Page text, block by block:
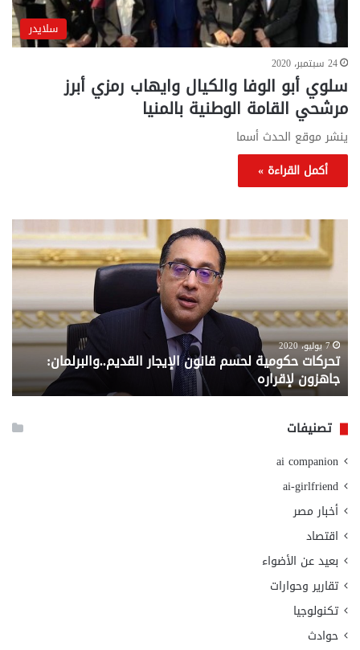
سلايدر
24 سبتمبر، 2020
سلوي أبو الوفا والكيال وايهاب رمزي أبرز
مرشحي القامة الوطنية بالمنيا
ينشر موقع الحدث أسما
أكمل القراءة »
تحركات
حكومية
لحسم
قانون
القديم..والبرلمان:
جاهزون
لإقراره
7 يوليو، 2020
تحركات حكومية لحسم قانون الإيجار القديم..والبرلمان:
جاهزون لإقراره
..
من
تصنيفات
ai companion
ai-girlfriend
أخبار مصر
اقتصاد
بعيد عن الأضواء
تقارير وحوارات
تكنولوجيا
حوادث